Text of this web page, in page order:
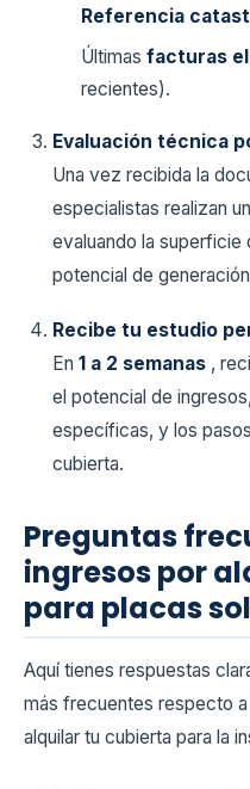
Referencia
Últimas facturas
recientes).
Evaluación técnica
Una vez recibida la
especialistas realizan
evaluando la superficie
potencial de
Recibe tu estudio
En 1 a 2 semanas ,
el potencial de
específicas, y los
cubierta.
Preguntas
ingresos por
para placas
Aquí tienes respuestas
más frecuentes respecto a
alquilar tu cubierta para la